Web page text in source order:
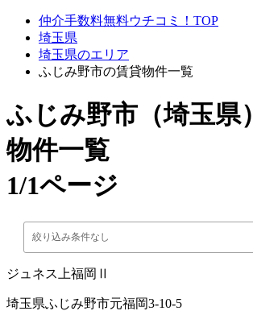
仲介手数料無料ウチコミ！TOP
埼玉県
埼玉県のエリア
ふじみ野市の賃貸物件一覧
ふじみ野市（埼玉県）
物件一覧
1/1ページ
絞り込み条件なし
ジュネス上福岡Ⅱ
埼玉県ふじみ野市元福岡3-10-5